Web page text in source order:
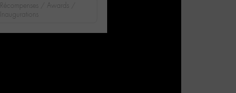
Récompenses / Awards /
Inaugurations